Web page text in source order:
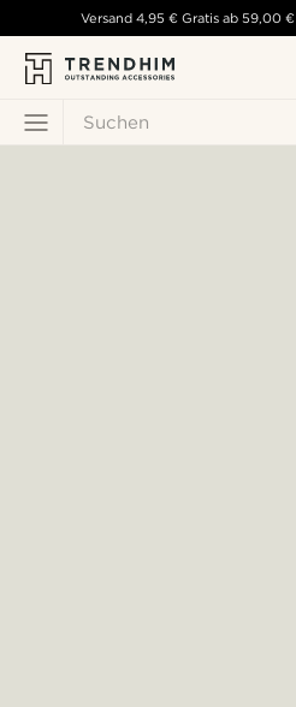
Suchen
Versand 4,95 € Gratis ab59,00 €